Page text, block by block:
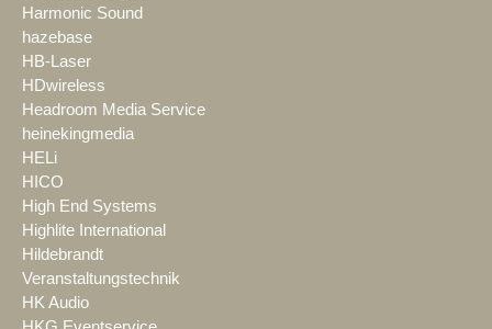
Harmonic Sound
hazebase
HB-Laser
HDwireless
Headroom Media Service
heinekingmedia
HELi
HICO
High End Systems
Highlite International
Hildebrandt
Veranstaltungstechnik
HK Audio